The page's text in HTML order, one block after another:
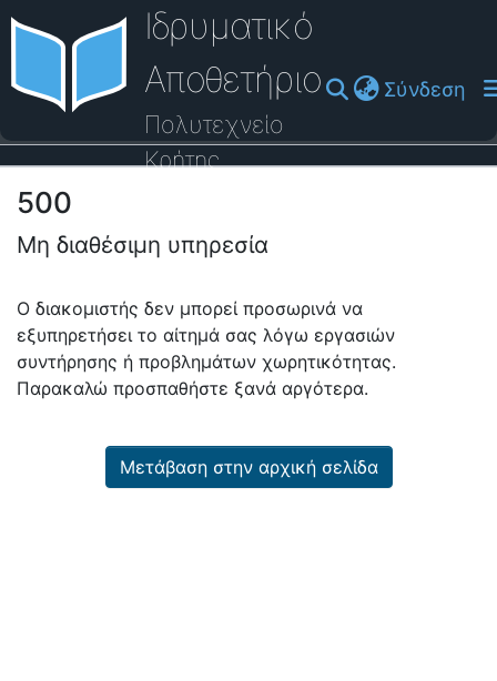
Ιδρυματικό
Αποθετήριο
Πολυτεχνείο
Κρήτης
Σύνδεση
Οδηγός Βοήθειας
500
Μη διαθέσιμη υπηρεσία
Ο διακομιστής δεν μπορεί προσωρινά να
εξυπηρετήσει το αίτημά σας λόγω εργασιών
συντήρησης ή προβλημάτων χωρητικότητας.
Παρακαλώ προσπαθήστε ξανά αργότερα.
Μετάβαση στην αρχική σελίδα